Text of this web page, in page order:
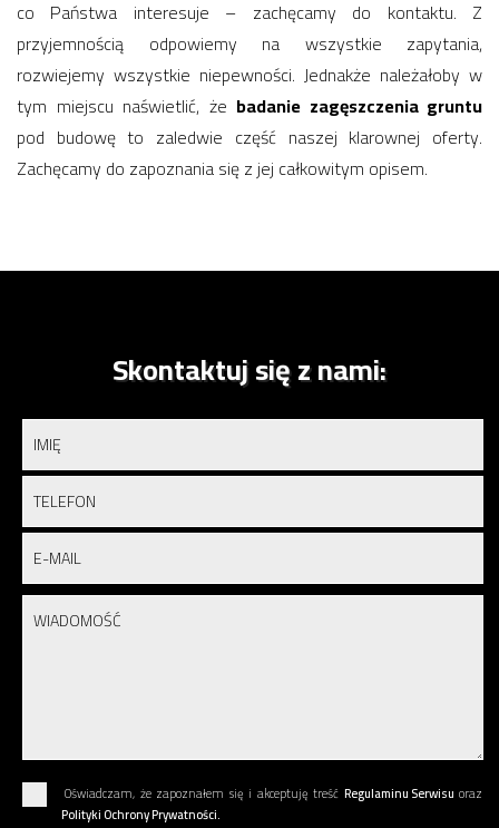
co Państwa interesuje – zachęcamy do kontaktu. Z
przyjemnością odpowiemy na wszystkie zapytania,
rozwiejemy wszystkie niepewności. Jednakże należałoby w
tym miejscu naświetlić, że badanie zagęszczenia gruntu
pod budowę to zaledwie część naszej klarownej oferty.
Zachęcamy do zapoznania się z jej całkowitym opisem.
Skontaktuj się z nami:
Oświadczam, że zapoznałem się i akceptuję treść Regulaminu Serwisu oraz
Polityki Ochrony Prywatności.